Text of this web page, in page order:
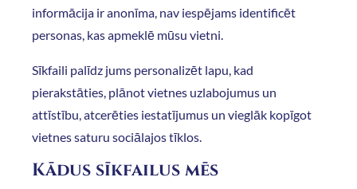
informācija ir anonīma, nav iespējams identificēt
personas, kas apmeklē mūsu vietni.
Sīkfaili palīdz jums personalizēt lapu, kad
pierakstāties, plānot vietnes uzlabojumus un
attīstību, atcerēties iestatījumus un vieglāk kopīgot
vietnes saturu sociālajos tīklos.
Kādus sīkfailus mēs